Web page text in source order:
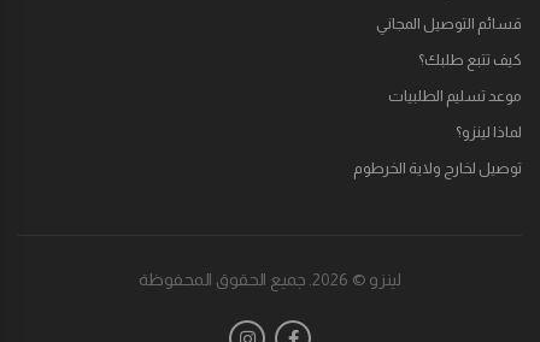
قسائم التوصيل المجاني
كيف تتبع طلبك؟
موعد تسليم الطلبيات
لماذا لينزو؟
توصيل لخارج ولاية الخرطوم
لينزو © 2026. جميع الحقوق المحفوظة